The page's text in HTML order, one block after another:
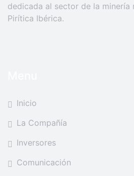
dedicada al sector de la minería
Pirítica Ibérica.
Inicio
La Compañía
Inversores
Comunicación